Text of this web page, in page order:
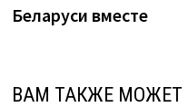
Беларуси вместе
ВАМ ТАКЖЕ МОЖЕТ